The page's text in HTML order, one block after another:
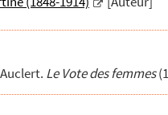
Le Vote des femmes